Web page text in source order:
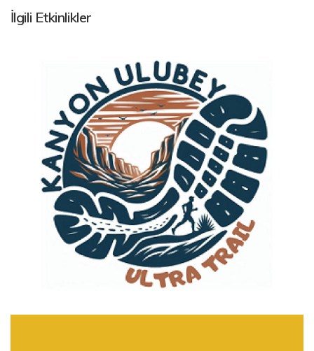
İlgili Etkinlikler
ULTRA MARATONLAR